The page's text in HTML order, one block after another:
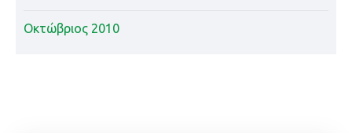
Οκτώβριος 2010